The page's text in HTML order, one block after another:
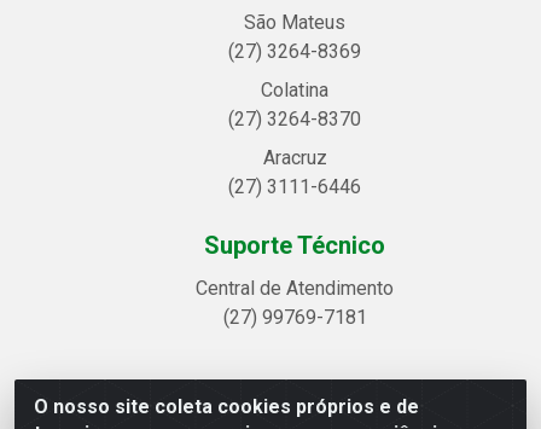
O nosso site coleta cookies próprios e de
São Mateus
(27) 3264-8369
Colatina
(27) 3264-8370
Aracruz
(27) 3111-6446
Suporte Técnico
Central de Atendimento
(27) 99769-7181
Linhavix Distribuidora LTDA - Avenida Alegre, 2521 -